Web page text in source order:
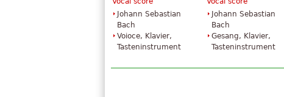
Johann Sebastian
Bach
Voioce, Klavier,
Tasteninstrument
Johann Sebastian
Bach
Gesang, Klavier,
Tasteninstrument